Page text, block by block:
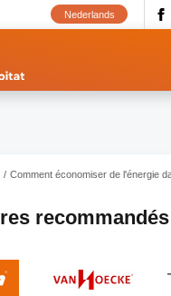
Nederlands
Comment économiser de l'énergie
recommandés